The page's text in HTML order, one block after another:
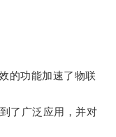
功能加速了物联
了广泛应用，并对